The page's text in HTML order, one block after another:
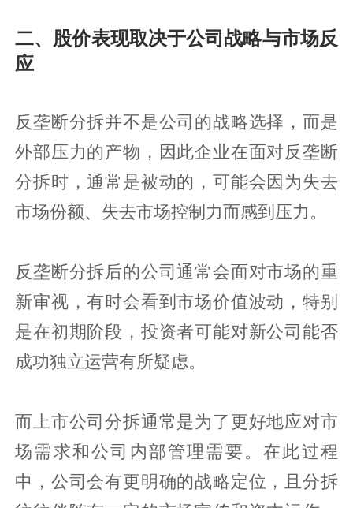
二、股价表现取决于公司战略与市场反
应
反垄断分拆并不是公司的战略选择，而是
外部压力的产物，因此企业在面对反垄断
分拆时，通常是被动的，可能会因为失去
市场份额、失去市场控制力而感到压力。
反垄断分拆后的公司通常会面对市场的重
新审视，有时会看到市场价值波动，特别
是在初期阶段，投资者可能对新公司能否
成功独立运营有所疑虑。
而上市公司分拆通常是为了更好地应对市
场需求和公司内部管理需要。在此过程
中，公司会有更明确的战略定位，且分拆